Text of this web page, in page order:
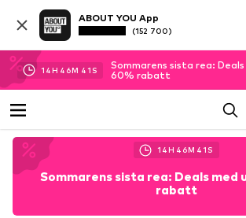
ABOUT YOU App
(152 700)
14H 46M 39 S
Sommarens sista rea:
60% rabatt
14H 46M 39 S
Sommarens sista rea: Deals med
rabatt